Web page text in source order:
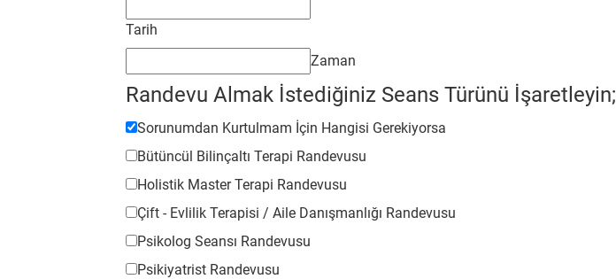
Tarih
Zaman
Randevu Almak İstediğiniz Seans Türünü İşaretleyin;
Sorunumdan Kurtulmam İçin Hangisi Gerekiyorsa
Bütüncül Bilinçaltı Terapi Randevusu
Holistik Master Terapi Randevusu
Çift - Evlilik Terapisi / Aile Danışmanlığı Randevusu
Psikolog Seansı Randevusu
Psikiyatrist Randevusu